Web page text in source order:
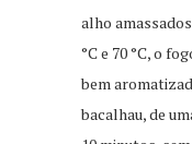
alho
°C e 70 °C, o
bem
bacalhau, de